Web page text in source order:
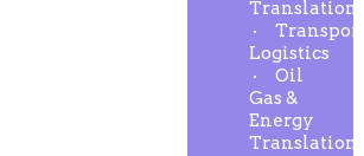
Translation
Transport-
Logistics
Oil
Gas &
Energy
Translation